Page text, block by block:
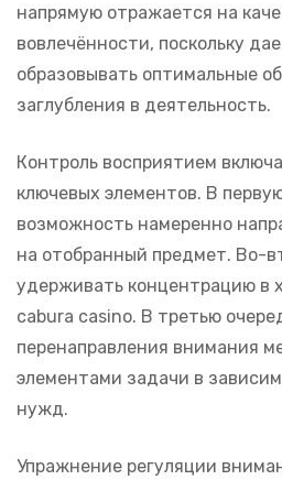
напрямую отражается на
вовлечённости, поскольку
образовывать оптимальные
заглубления в деятельность.
Контроль восприятием
ключевых элементов. В
возможность намеренно
на отобранный предмет. Во-
удерживать концентрацию в
cabura casino. В третью
перенаправления внимания
элементами задачи в
нужд.
Упражнение регуляции